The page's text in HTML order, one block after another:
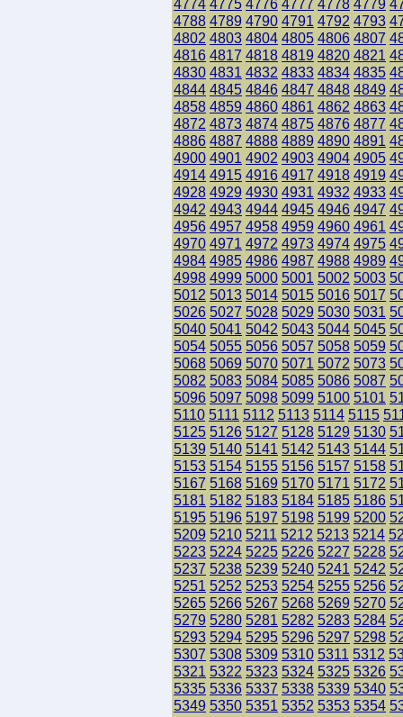
4774 4775 4776 4777 4778 4779
4788 4789 4790 4791 4792 4793
4802 4803 4804 4805 4806 4807
4816 4817 4818 4819 4820 4821
4830 4831 4832 4833 4834 4835
4844 4845 4846 4847 4848 4849
4858 4859 4860 4861 4862 4863
4872 4873 4874 4875 4876 4877
4886 4887 4888 4889 4890 4891
4900 4901 4902 4903 4904 4905
4914 4915 4916 4917 4918 4919
4928 4929 4930 4931 4932 4933
4942 4943 4944 4945 4946 4947
4956 4957 4958 4959 4960 4961
4970 4971 4972 4973 4974 4975
4984 4985 4986 4987 4988 4989
4998 4999 5000 5001 5002 5003
5012 5013 5014 5015 5016 5017
5026 5027 5028 5029 5030 5031
5040 5041 5042 5043 5044 5045
5054 5055 5056 5057 5058 5059
5068 5069 5070 5071 5072 5073
5082 5083 5084 5085 5086 5087
5096 5097 5098 5099 5100 5101
5110 5111 5112 5113 5114 5115
5125 5126 5127 5128 5129 5130
5139 5140 5141 5142 5143 5144
5153 5154 5155 5156 5157 5158
5167 5168 5169 5170 5171 5172
5181 5182 5183 5184 5185 5186
5195 5196 5197 5198 5199 5200
5209 5210 5211 5212 5213 5214
5223 5224 5225 5226 5227 5228
5237 5238 5239 5240 5241 5242
5251 5252 5253 5254 5255 5256
5265 5266 5267 5268 5269 5270
5279 5280 5281 5282 5283 5284
5293 5294 5295 5296 5297 5298
5307 5308 5309 5310 5311 5312
5321 5322 5323 5324 5325 5326
5335 5336 5337 5338 5339 5340
5349 5350 5351 5352 5353 5354